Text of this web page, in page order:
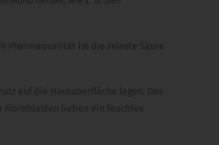
Pharmaqualität ist die reinste Säure
auf die Hautoberfläche legen. Das
Fibroblasten lieben ein feuchtes